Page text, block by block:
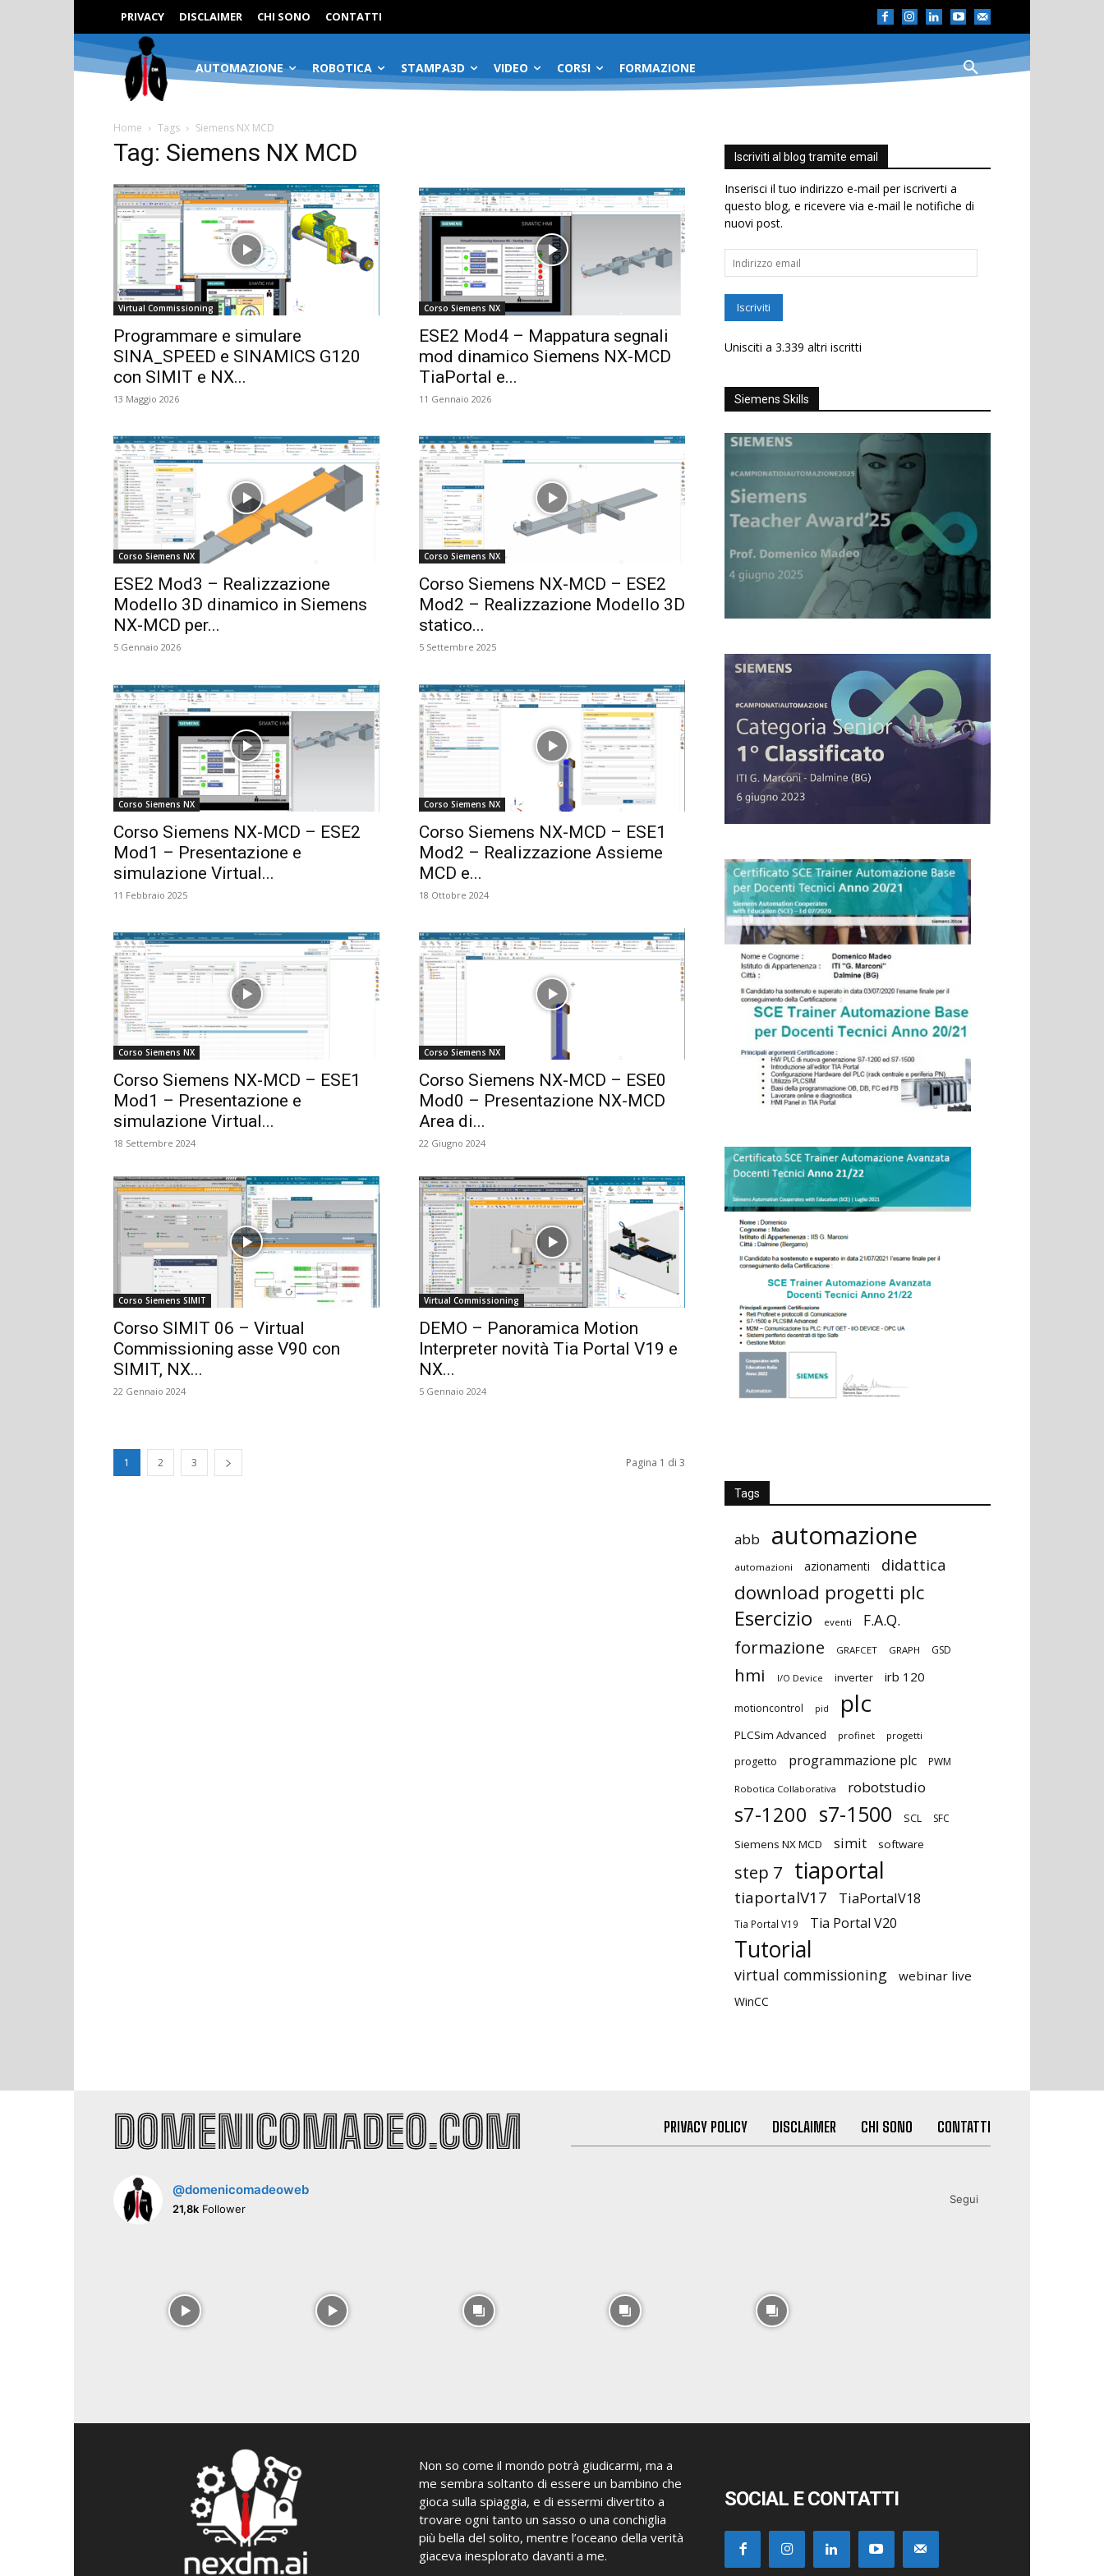
PRIVACY DISCLAIMER CHI SONO CONTATTI
AUTOMAZIONE ROBOTICA STAMPA3D VIDEO CORSI FORMAZIONE
Home Tags Siemens NX MCD
Tag: Siemens NX MCD
Virtual Commissioning
Programmare e simulare
SINA_SPEED e SINAMICS G120
con SIMIT e NX...
13 Maggio 2026
Corso Siemens NX
ESE2 Mod4 – Mappatura segnali
mod dinamico Siemens NX-MCD
TiaPortal e...
11 Gennaio 2026
Corso Siemens NX
ESE2 Mod3 – Realizzazione
Modello 3D dinamico in Siemens
NX-MCD per...
5 Gennaio 2026
Corso Siemens NX
Corso Siemens NX-MCD – ESE2
Mod2 – Realizzazione Modello 3D
statico...
5 Settembre 2025
Corso Siemens NX
Corso Siemens NX-MCD – ESE2
Mod1 – Presentazione e
simulazione Virtual...
11 Febbraio 2025
Corso Siemens NX
Corso Siemens NX-MCD – ESE1
Mod2 – Realizzazione Assieme
MCD e...
18 Ottobre 2024
Corso Siemens NX
Corso Siemens NX-MCD – ESE1
Mod1 – Presentazione e
simulazione Virtual...
18 Settembre 2024
Corso Siemens NX
Corso Siemens NX-MCD – ESE0
Mod0 – Presentazione NX-MCD
Area di...
22 Giugno 2024
Corso Siemens SIMIT
Corso SIMIT 06 – Virtual
Commissioning asse V90 con
SIMIT, NX...
22 Gennaio 2024
Virtual Commissioning
DEMO – Panoramica Motion
Interpreter novità Tia Portal V19 e
NX...
5 Gennaio 2024
1 2 3 Pagina 1 di 3
Iscriviti al blog tramite email
Inserisci il tuo indirizzo e-mail per iscriverti a
questo blog, e ricevere via e-mail le notifiche di
nuovi post.
Indirizzo
email
Iscriviti
Unisciti a 3.339 altri iscritti
Siemens Skills
Tags
abb automazione
automazioni azionamenti didattica
download progetti plc
Esercizio eventi F.A.Q.
formazione GRAFCET GRAPH GSD
hmi I/O Device inverter irb 120
motioncontrol pid plc
PLCSim Advanced profinet progetti
progetto programmazione plc PWM
Robotica Collaborativa robotstudio
s7-1200 s7-1500 SCL SFC
Siemens NX MCD simit software
step 7 tiaportal
tiaportalV17 TiaPortalV18
Tia Portal V19 Tia Portal V20
Tutorial
virtual commissioning webinar live
WinCC
PRIVACY POLICY DISCLAIMER CHI SONO CONTATTI
@domenicomadeoweb
21,8k Follower
Segui
Non so come il mondo potrà giudicarmi, ma a
me sembra soltanto di essere un bambino che
gioca sulla spiaggia, e di essermi divertito a
trovare ogni tanto un sasso o una conchiglia
più bella del solito, mentre l’oceano della verità
giaceva inesplorato davanti a me.
SOCIAL E CONTATTI